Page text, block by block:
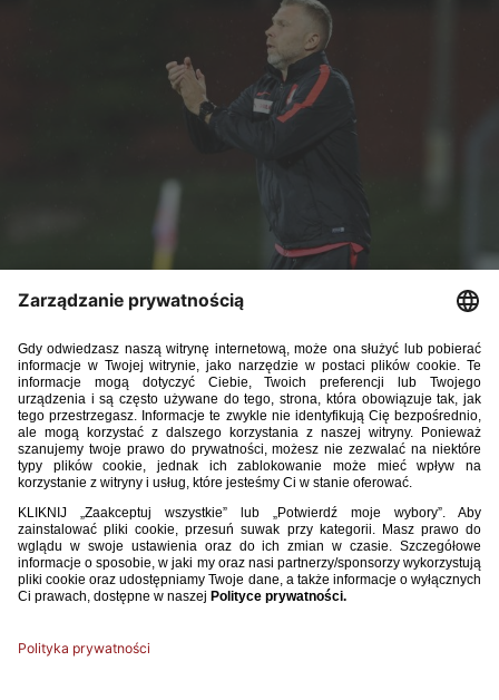
Po szalonym meczu z piątku, gdy reprezentacja Polski U-16
mniej. We wtorek piłkarze trenowani przez selekcjonera
Bartłomieja Zalewskiego przegrali z Niemcami 1:2.
14 października 2024, Berlin
Gole: Luca Hampel 34, Simone Cannizzaro 43 – Oliver Scott 82
Polska: 1. Karol Goralczyk - 15. Adrian Lis-Zieliński, 4. Kacper Cecuła (80,
21. Raszid Farouni), 3. Oskar Krakowiak - 18. Kajetan Fal (46, 7. Kajetan
Bartnicki (46, 16. Hubert Janyszka), 14. Szymon Piasta (46, 17. Adam